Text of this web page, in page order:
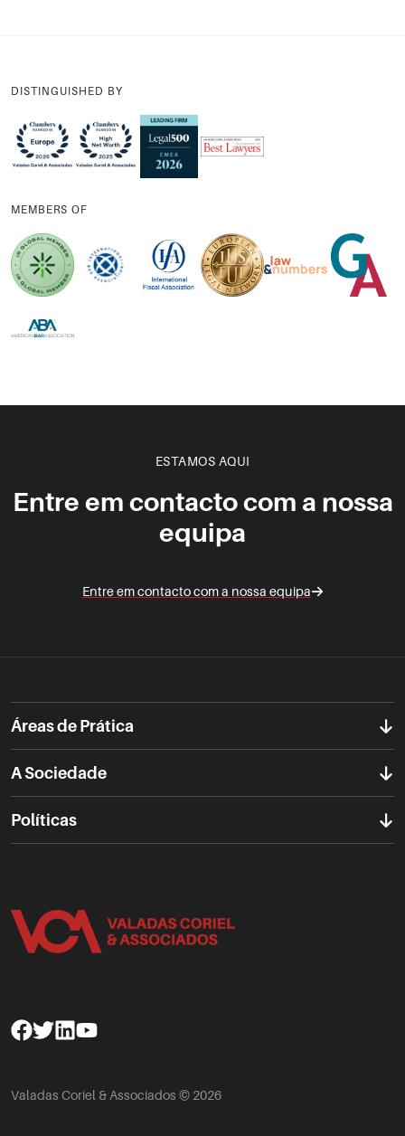
DISTINGUISHED BY
MEMBERS OF
ESTAMOS AQUI
Entre em contacto com a nossa
equipa
Entre em contacto com a nossa equipa
Áreas de Prática
A Sociedade
Políticas
Facebook
TwitterLinkedinYoutube
Valadas Coriel & Associados © 2026